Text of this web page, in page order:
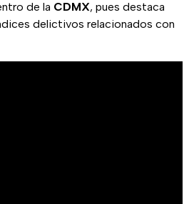
de la CDMX, pues destaca
delictivos relacionados con